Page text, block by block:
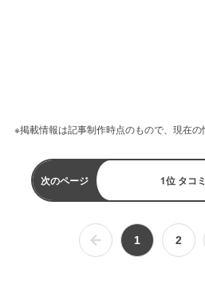
※掲載情報は記事制作時点のもので、現在の
次のページ 1位 タコ
1 2